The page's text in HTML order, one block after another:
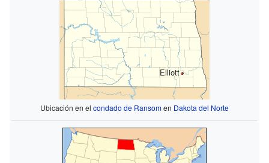
Elliott
Ubicación en el condado de Ransomen Dakota del Norte